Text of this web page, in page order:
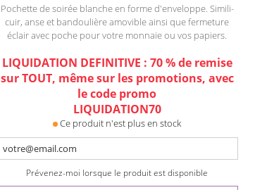
Pochette de soirée blanche en forme d'enveloppe. Simili-
cuir, anse et bandoulière amovible ainsi que fermeture
éclair avec poche pour votre monnaie ou vos papiers.
LIQUIDATION DEFINITIVE : 70 % de remise
sur TOUT, même sur les promotions, avec
le code promo
LIQUIDATION70
Ce produit n'est plus en stock
Prévenez-moi lorsque le produit est disponible